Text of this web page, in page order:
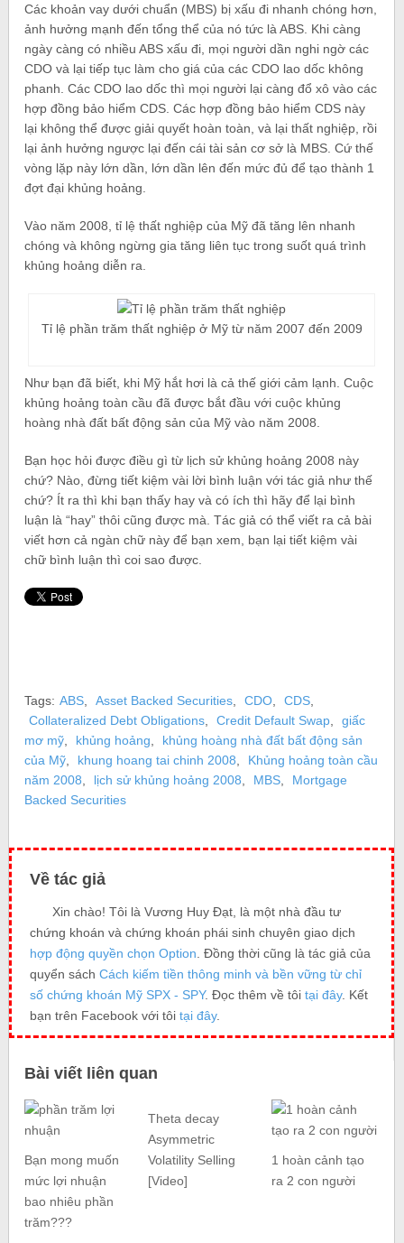
Các khoản vay dưới chuẩn (MBS) bị xấu đi nhanh chóng hơn,
ảnh hưởng mạnh đến tổng thể của nó tức là ABS. Khi càng
ngày càng có nhiều ABS xấu đi, mọi người dần nghi ngờ các
CDO và lại tiếp tục làm cho giá của các CDO lao dốc không
phanh. Các CDO lao dốc thì mọi người lại càng đổ xô vào các
hợp đồng bảo hiểm CDS. Các hợp đồng bảo hiểm CDS này
lại không thể được giải quyết hoàn toàn, và lại thất nghiệp, rồi
lại ảnh hưởng ngược lại đến cái tài sản cơ sở là MBS. Cứ thế
vòng lặp này lớn dần, lớn dần lên đến mức đủ để tạo thành 1
đợt đại khủng hoảng.
Vào năm 2008, tỉ lệ thất nghiệp của Mỹ đã tăng lên nhanh
chóng và không ngừng gia tăng liên tục trong suốt quá trình
khủng hoảng diễn ra.
Tỉ lệ phần trăm thất nghiệp ở Mỹ từ năm 2007 đến 2009
Như bạn đã biết, khi Mỹ hắt hơi là cả thế giới cảm lạnh. Cuộc
khủng hoảng toàn cầu đã được bắt đầu với cuộc khủng
hoàng nhà đất bất động sản của Mỹ vào năm 2008.
Bạn học hỏi được điều gì từ lịch sử khủng hoảng 2008 này
chứ? Nào, đừng tiết kiệm vài lời bình luận với tác giả như thế
chứ? Ít ra thì khi bạn thấy hay và có ích thì hãy để lại bình
luận là “hay” thôi cũng được mà. Tác giả có thể viết ra cả bài
viết hơn cả ngàn chữ này để bạn xem, bạn lại tiết kiệm vài
chữ bình luận thì coi sao được.
Tags: ABS Asset Backed Securities CDO CDS
Collateralized Debt Obligations
Credit Default Swap
giấc
mơ mỹ
khủng hoảng
khủng hoàng nhà đất bất động sản
của Mỹ
khung hoang tai chinh 2008
Khủng hoảng toàn cầu
năm 2008
lịch sử khủng hoảng 2008 MBS
Mortgage
Backed Securities
Về tác giả
Xin chào! Tôi là Vương Huy Đạt, là một nhà đầu tư
chứng khoán và chứng khoán phái sinh chuyên giao dịch
hợp động quyền chọn Option . Đồng thời cũng là tác giả của
quyển sách Cách kiếm tiền thông minh và bền vững từ chỉ
số chứng khoán Mỹ SPX - SPY. Đọc thêm về tôi tại đây. Kết
bạn trên Facebook với tôi tại đây.
Bài viết liên quan
Bạn mong muốn
mức lợi nhuận
bao nhiêu phần
trăm???
Theta decay
Asymmetric
Volatility Selling
[Video]
1 hoàn cảnh tạo
ra 2 con người